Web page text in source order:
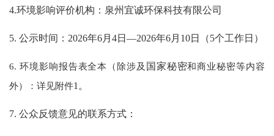
4.环境影响评价机构：泉州宜诚环保科技有限公司
5. 公示时间：2026年6月4日—2026年6月 10日（5个工作日）
6. 环境影响报告表全本（除涉及 国家秘密和商业秘密等内容
外）：详见附件1 。
7. 公众反馈意见的联系方式：